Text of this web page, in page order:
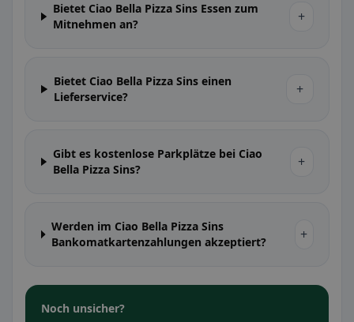
Bietet Ciao Bella Pizza Sins Essen zum
Mitnehmen an?
+
Bietet Ciao Bella Pizza Sins einen
Lieferservice?
+
Gibt es kostenlose Parkplätze bei Ciao
Bella Pizza Sins?
+
Werden im Ciao Bella Pizza Sins
Bankomatkartenzahlungen akzeptiert?
+
Noch unsicher?